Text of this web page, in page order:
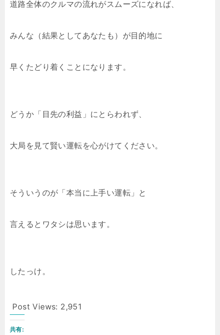
道路全体のクルマの流れがスムーズになれば、
みんな（結果としてあなたも）が目的地に
早くたどり着くことになります。
どうか「目先の利益」にとらわれず、
大局を見て賢い運転を心がけてください。
そういうのが「本当に上手い運転」と
言えるとワタシは思います。
したっけ。
Post Views: 2,951
共有: